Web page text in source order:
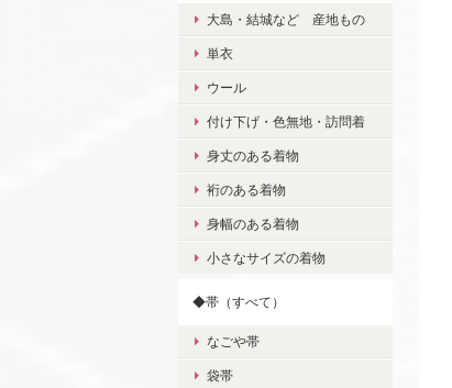
大島・結城など 産地もの
単衣
ウール
付け下げ・色無地・訪問着
身丈のある着物
裄のある着物
身幅のある着物
小さなサイズの着物
◆帯（すべて）
なごや帯
袋帯